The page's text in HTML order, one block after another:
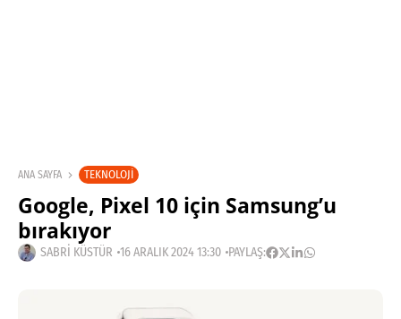
ANA SAYFA TEKNOLOJI
Google, Pixel 10 için Samsung’u
bırakıyor
SABRI KÜSTÜR 16 ARALIK 2024 13:30 PAYLAŞ: